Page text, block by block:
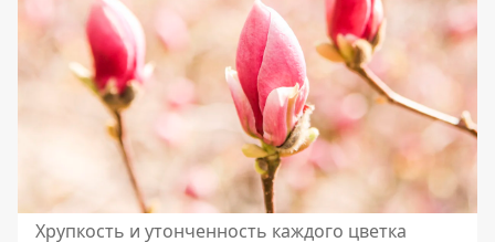
Хрупкость и утонченность каждого цветка